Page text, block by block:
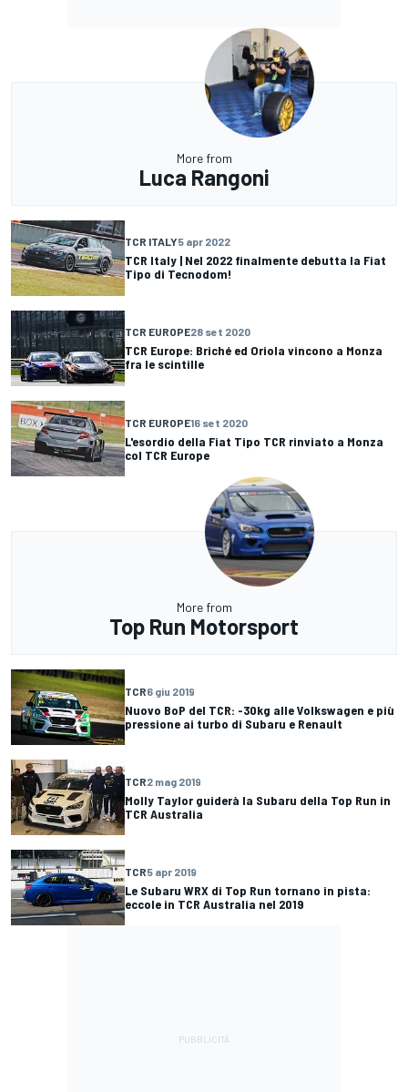
More from
Luca Rangoni
TCR ITALY5 apr 2022
TCR Italy | Nel 2022 finalmente debutta la Fiat
Tipo di Tecnodom!
TCR EUROPE28 set 2020
TCR Europe: Briché ed Oriola vincono a Monza
fra le scintille
TCR EUROPE16 set 2020
L'esordio della Fiat Tipo TCR rinviato a Monza
col TCR Europe
More from
Top Run Motorsport
TCR6 giu 2019
Nuovo BoP del TCR: -30kg alle Volkswagen e più
pressione ai turbo di Subaru e Renault
TCR2 mag 2019
Molly Taylor guiderà la Subaru della Top Run in
TCR Australia
TCR5 apr 2019
Le Subaru WRX di Top Run tornano in pista:
eccole in TCR Australia nel 2019